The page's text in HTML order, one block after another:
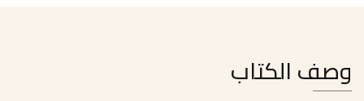
وصف الكتاب